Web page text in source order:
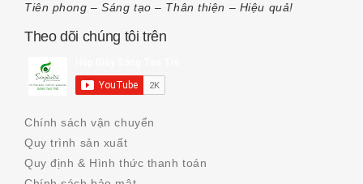
Tiên phong – Sáng tạo – Thân thiện – Hiệu quả!
Theo dõi chúng tôi trên
Chính sách vận chuyển
Quy trình sản xuất
Quy định & Hình thức thanh toán